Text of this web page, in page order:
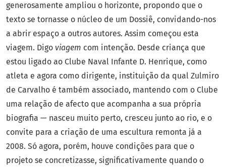
generosamente ampliou o horizonte, propondo que o
texto se tornasse o núcleo de um Dossiê, convidando-nos
a abrir espaço a outros autores. Assim começou esta
viagem. Digo viagem com intenção. Desde criança que
estou ligado ao Clube Naval Infante D. Henrique, como
atleta e agora como dirigente, instituição da qual Zulmiro
de Carvalho é também associado, mantendo com o Clube
uma relação de afecto que acompanha a sua própria
biografia — nasceu muito perto, cresceu junto ao rio, e o
convite para a criação de uma escultura remonta já a
2008. Só agora, porém, houve condições para que o
projeto se concretizasse, significativamente quando o